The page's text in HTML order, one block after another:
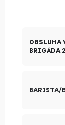
OBSLUHA
BRIGÁDA
BARISTA/